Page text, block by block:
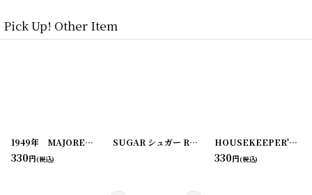
Pick Up! Other Item
[20210203-5] [20210204-2
1949年 MAJORETTE match-pak LOTTERY(宝くじ) [220107-1]
330円(税込)
SUGAR シュガー RATION STAMP CARD スタンプシート HOUSEKEEPER'S AMMONIA ラベル2枚セット
330円(税込)